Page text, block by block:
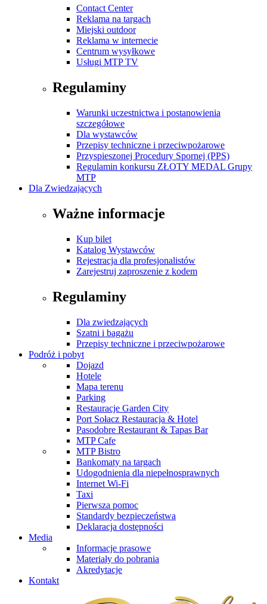
Contact Center
Reklama na targach
Miejski outdoor
Reklama w internecie
Centrum wysyłkowe
Usługi MTP TV
Regulaminy
Warunki uczestnictwa i postanowienia
szczegółowe
Dla wystawców
Przepisy techniczne i przeciwpożarowe
Przyspieszonej Procedury Spornej (PPS)
Regulamin konkursu ZŁOTY MEDAL Grupy
MTP
Dla Zwiedzających
Ważne informacje
Kup bilet
Katalog Wystawców
Rejestracja dla profesjonalistów
Zarejestruj zaproszenie z kodem
Regulaminy
Dla zwiedzających
Szatni i bagażu
Przepisy techniczne i przeciwpożarowe
Podróż i pobyt
Dojazd
Hotele
Mapa terenu
Parking
Restauracje Garden City
Port Sołacz Restauracja & Hotel
Pasodobre Restaurant & Tapas Bar
MTP Cafe
MTP Bistro
Bankomaty na targach
Udogodnienia dla niepełnosprawnych
Internet Wi-Fi
Taxi
Pierwsza pomoc
Standardy bezpieczeństwa
Deklaracja dostępności
Media
Informacje prasowe
Materiały do pobrania
Akredytacje
Kontakt